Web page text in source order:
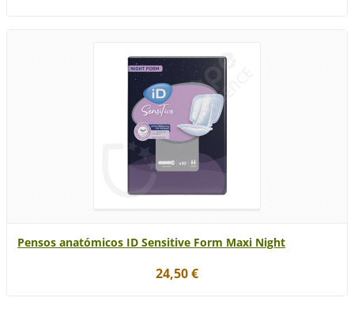
Pensos anatómicos ID Sensitive Form Maxi Night
24,50 €